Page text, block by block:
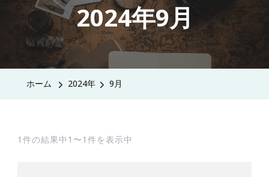
2024年9月
ホーム 2024年 9月
1件の結果中1〜1件を表示中